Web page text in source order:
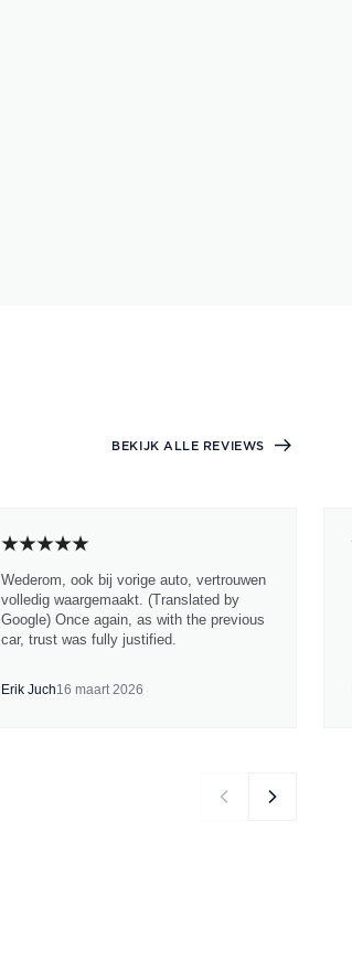
BEKIJK ALLE REVIEWS
Wederom, ook bij vorige auto, vertrouwen
volledig waargemaakt. (Translated by
Google) Once again, as with the previous
car, trust was fully justified.
Erik Juch16 maart 2026